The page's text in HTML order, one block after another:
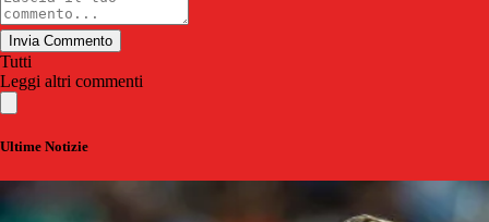
Invia Commento
Tutti
Leggi altri commenti
Ultime Notizie